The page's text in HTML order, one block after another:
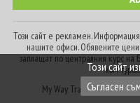
Този сайт е рекламен.
нашите офиси. Обявените
заплащат по централния курс
към
My Way Travel © 2016.
Този сайт
Съгласен съм